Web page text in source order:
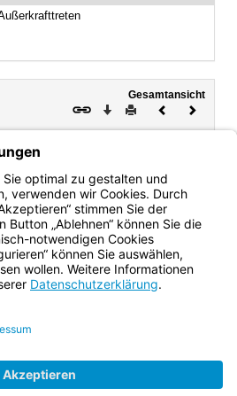
Gesamtansicht
Download
DruckenVorheriges
berichtet dem Landtag drei Jahre
Gesetzes über seine Umsetzung.